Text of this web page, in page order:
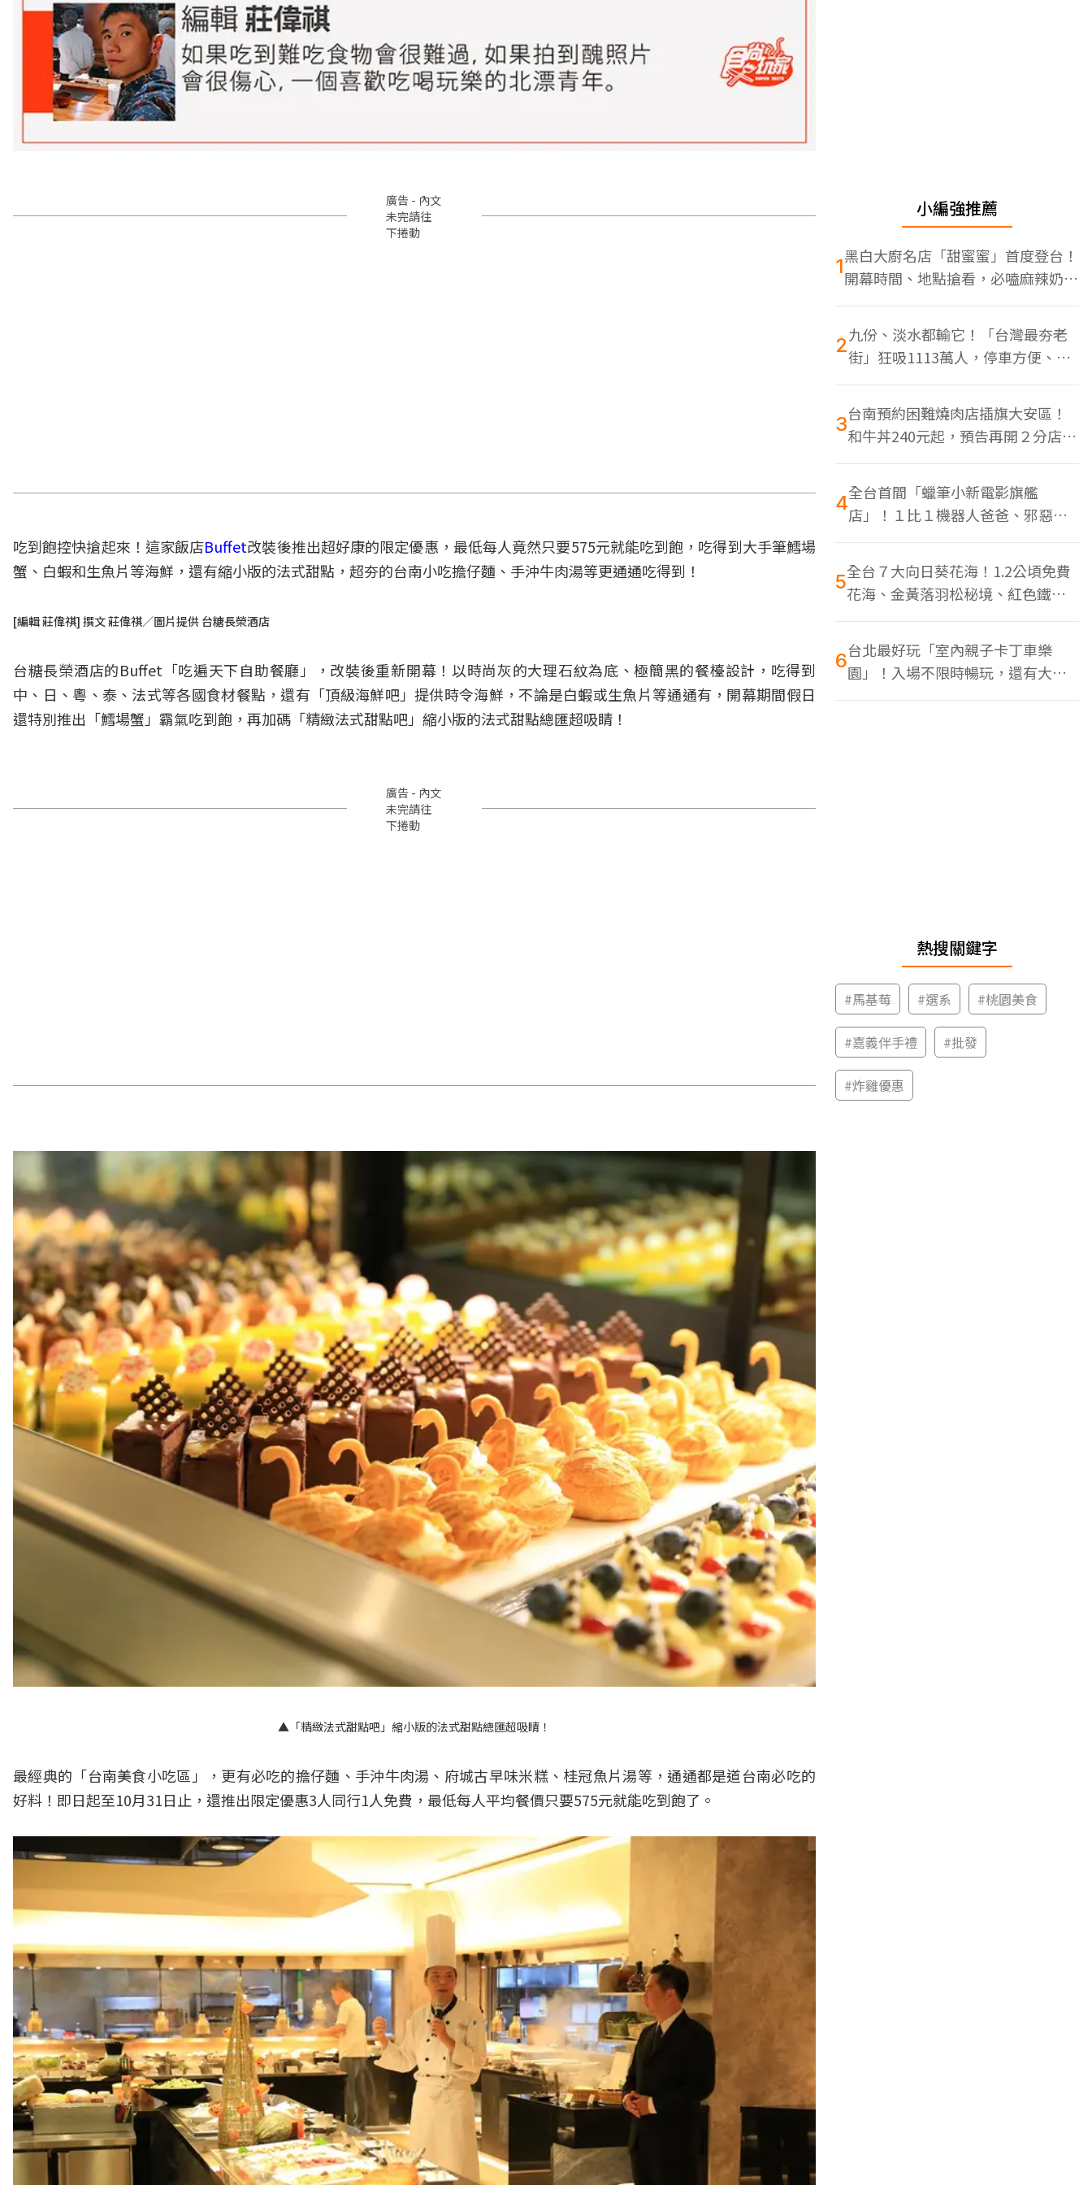
廣告 - 內文
未完請往
下捲動
吃到飽控快搶起來！這家飯店Buffet改裝後推出超好康的限定優惠，最低每人竟然只要575元就能吃到飽，吃得到大手筆鱈場
蟹、白蝦和生魚片等海鮮，還有縮小版的法式甜點，超夯的台南小吃擔仔麵、手沖牛肉湯等更通通吃得到！
[編輯 莊偉祺] 撰文 莊偉祺／圖片提供 台糖長榮酒店
台糖長榮酒店的Buffet「吃遍天下自助餐廳」，改裝後重新開幕！以時尚灰的大理石紋為底、極簡黑的餐檯設計，吃得到
中、日、粵、泰、法式等各國食材餐點，還有「頂級海鮮吧」提供時令海鮮，不論是白蝦或生魚片等通通有，開幕期間假日
還特別推出「鱈場蟹」霸氣吃到飽，再加碼「精緻法式甜點吧」縮小版的法式甜點總匯超吸睛！
廣告 - 內文
未完請往
下捲動
▲「精緻法式甜點吧」縮小版的法式甜點總匯超吸睛！
最經典的「台南美食小吃區」，更有必吃的擔仔麵、手沖牛肉湯、府城古早味米糕、桂冠魚片湯等，通通都是道台南必吃的
好料！即日起至10月31日止，還推出限定優惠3人同行1人免費，最低每人平均餐價只要575元就能吃到飽了。
小編強推薦
1黑白大廚名店「甜蜜蜜」首度登台！
開幕時間、地點搶看，必嗑麻辣奶油
蝦
2九份、淡水都輸它！「台灣最夯老
街」狂吸1113萬人，停車方便、特
色美食多
3台南預約困難燒肉店插旗大安區！
和牛丼240元起，預告再開２分店、
地點曝光
4全台首間「蠟筆小新電影旗艦
店」！１比１機器人爸爸、邪惡正
男，百款周邊買翻
5全台７大向日葵花海！1.2公頃免費
花海、金黃落羽松秘境、紅色鐵橋
同框
6台北最好玩「室內親子卡丁車樂
園」！入場不限時暢玩，還有大螢
幕Switch遊戲區
熱搜關鍵字
#馬基莓 #選系 #桃園美食
#嘉義伴手禮 #批發
#炸雞優惠